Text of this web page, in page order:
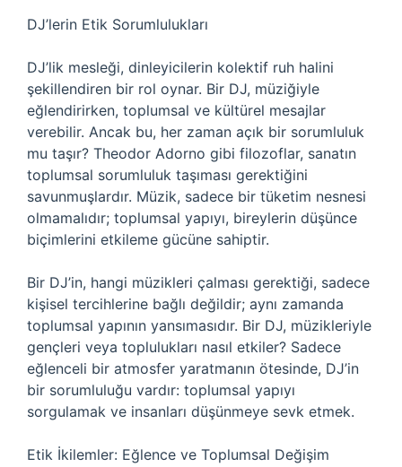
DJ’lerin Etik Sorumlulukları
DJ’lik mesleği, dinleyicilerin kolektif ruh halini
şekillendiren bir rol oynar. Bir DJ, müziğiyle
eğlendirirken, toplumsal ve kültürel mesajlar
verebilir. Ancak bu, her zaman açık bir sorumluluk
mu taşır? Theodor Adorno gibi filozoflar, sanatın
toplumsal sorumluluk taşıması gerektiğini
savunmuşlardır. Müzik, sadece bir tüketim nesnesi
olmamalıdır; toplumsal yapıyı, bireylerin düşünce
biçimlerini etkileme gücüne sahiptir.
Bir DJ’in, hangi müzikleri çalması gerektiği, sadece
kişisel tercihlerine bağlı değildir; aynı zamanda
toplumsal yapının yansımasıdır. Bir DJ, müzikleriyle
gençleri veya toplulukları nasıl etkiler? Sadece
eğlenceli bir atmosfer yaratmanın ötesinde, DJ’in
bir sorumluluğu vardır: toplumsal yapıyı
sorgulamak ve insanları düşünmeye sevk etmek.
Etik İkilemler: Eğlence ve Toplumsal Değişim